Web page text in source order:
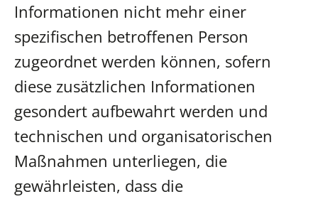
Informationen nicht mehr einer
spezifischen betroffenen Person
zugeordnet werden können, sofern
diese zusätzlichen Informationen
gesondert aufbewahrt werden und
technischen und organisatorischen
Maßnahmen unterliegen, die
gewährleisten, dass die